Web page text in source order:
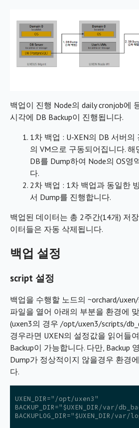
백업이 진행 Node의 daily cronjob에
시각에 DB Backup이 진행됩니다.
1차 백업 : U-XEN의 DB 서버
의 VM으로 구동되어집니다. 해
DB를 Dump하여 Node의 OS영
다.
2차 백업 : 1차 백업과 동일한
서 Dump를 진행합니다.
백업된 데이터는 총 2주간(14개) 저
이터들은 자동 삭제됩니다.
백업 설정
script 설정
백업을 수행할 노드의 ~orchard/uxen/
파일을 열어 아래의 부분을 환경에
(uxen3의 경우 /opt/uxen3/scripts/
경우라면 UXEN의 설정값을 읽어들
Backup이 가능합니다. 다만, Backup
Dump가 정상적이지 않을경우 환경
다.
UXEN_DIR="/opt/uxen3"
BACKUP_DIR="$UXEN_DIR/var/
BACKUPLOG_DIR="$UXEN_DIR/var/